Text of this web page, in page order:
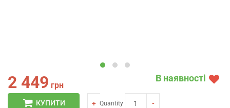
2 449 грн
В наявності
КУПИТИ + Quantity -